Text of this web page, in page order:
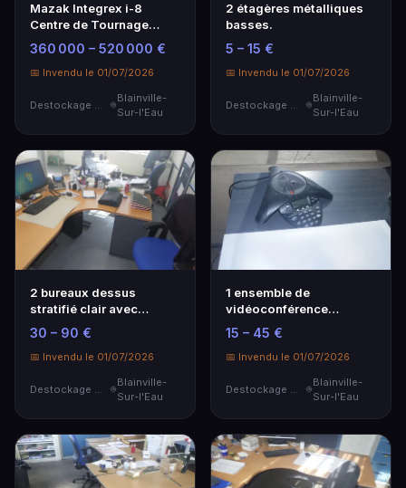
Mazak Integrex i-8
Centre de Tournage
Fraisage avec
Commande Intégrée
360 000 – 520 000 €
📅 Invendu le 01/07/2026
Destockage & Invendus
Blainville-
Sur-l'Eau
2 étagères métalliques
basses.
5 – 15 €
📅 Invendu le 01/07/2026
Destockage & Invendus
Blainville-
Sur-l'Eau
2 bureaux dessus
stratifié clair avec
caisson support et 2 f…
30 – 90 €
📅 Invendu le 01/07/2026
Destockage & Invendus
Blainville-
Sur-l'Eau
1 ensemble de
vidéoconférence
SoundStation2
POLYCOM.
15 – 45 €
📅 Invendu le 01/07/2026
Destockage & Invendus
Blainville-
Sur-l'Eau